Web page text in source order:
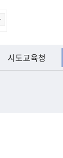
시도교육청